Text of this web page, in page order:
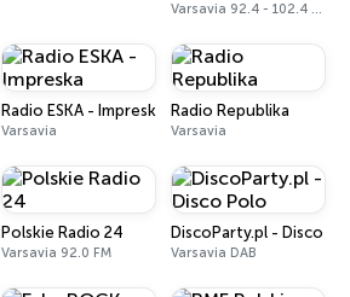
Varsavia 92.4 - 102.4 FM
Radio ESKA - Impreska
Varsavia
Radio Republika
Varsavia
Polskie Radio 24
Varsavia 92.0 FM
DiscoParty.pl - Disco
Varsavia DAB